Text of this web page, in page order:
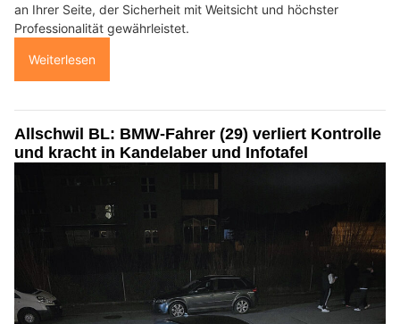
an Ihrer Seite, der Sicherheit mit Weitsicht und höchster
Professionalität gewährleistet.
Weiterlesen
Allschwil BL: BMW-Fahrer (29) verliert Kontrolle
und kracht in Kandelaber und Infotafel